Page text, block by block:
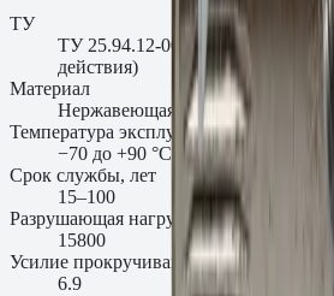
ТУ
ТУ 25.94.12-003-00654724-2018
действия)
Материал
Нержавеющая сталь A2
Температура эксплуатации
−70 до +90 °C
Срок службы, лет
15–100
Разрушающая нагрузка на разрыв Np,
15800
Усилие прокручивания Ns, Нм (мин.)
6.9